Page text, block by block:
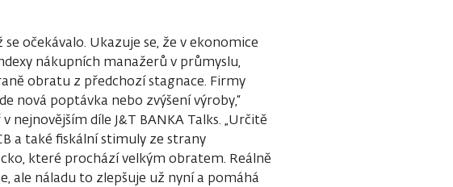
očekávalo. Ukazuje se, že v ekonomice
nákupních manažerů v průmyslu,
obratu z předchozí stagnace. Firmy
nová poptávka nebo zvýšení výroby,“
nejnovějším díle J&T BANKA Talks. „Určitě
a také fiskální stimuly ze strany
které prochází velkým obratem. Reálně
ale náladu to zlepšuje už nyní a pomáhá